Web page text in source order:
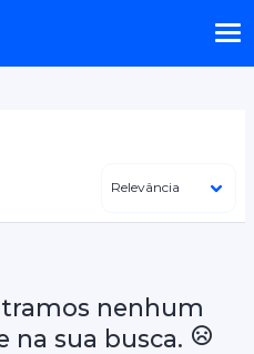
nenhum
na sua busca.